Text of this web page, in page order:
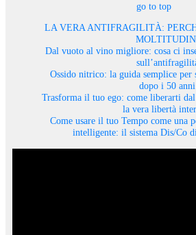
go to top
LA VERA ANTIFRAGILITÀ:
Dal vuoto al vino migliore: cosa ci
Ossido nitrico: la guida semplice
dopo i 50 anni
Trasforma il tuo ego: come liberarti
la vera libertà
Come usare il tuo Tempo come una
intelligente: il sistema Dis/Co